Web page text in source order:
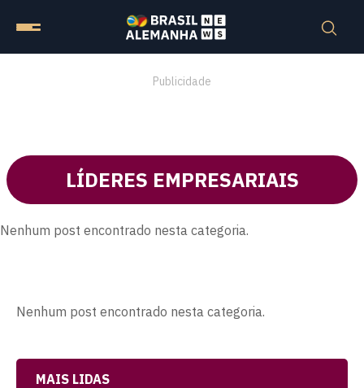
Publicidade
LÍDERES EMPRESARIAIS
Nenhum post encontrado nesta categoria.
Nenhum post encontrado nesta categoria.
MAIS LIDAS